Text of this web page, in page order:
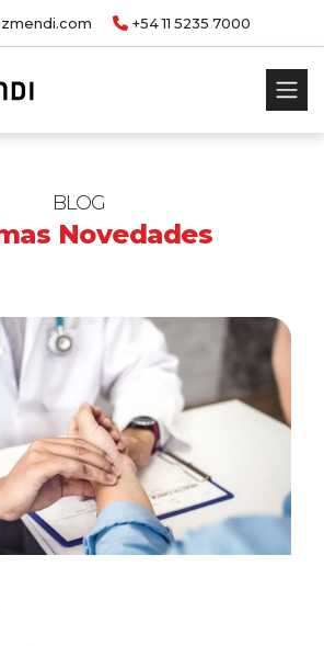
+54 11 5235 7000
BLOG
Novedades